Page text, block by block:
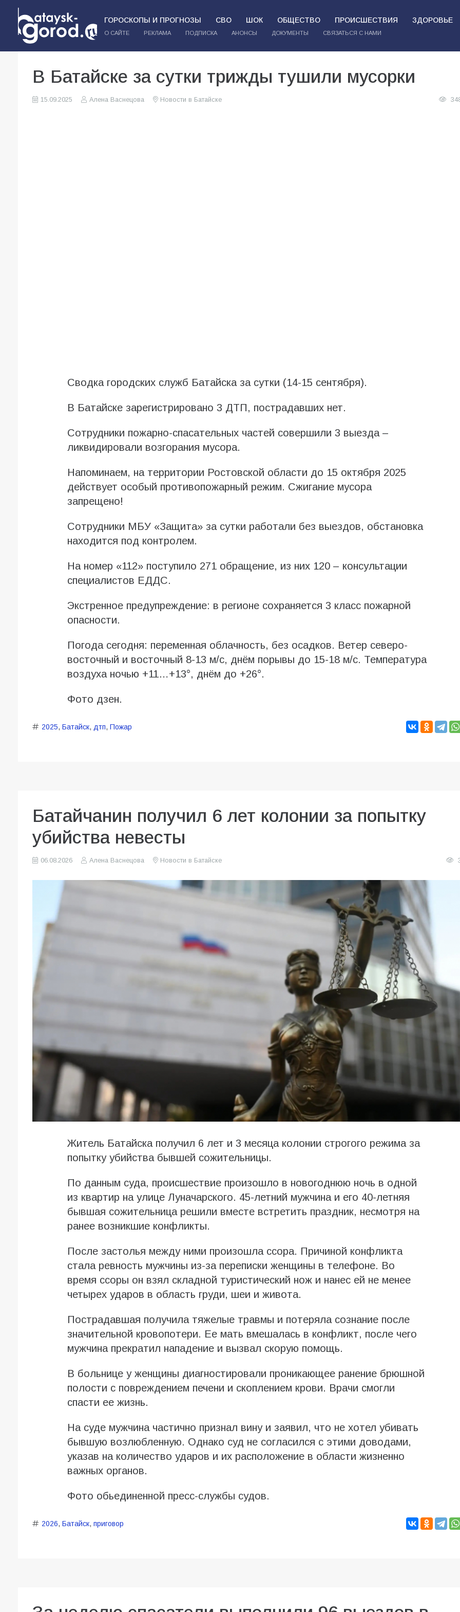
ГОРОСКОПЫ И ПРОГНОЗЫ СВО ШОК ОБЩЕСТВО ПРОИСШЕСТВИЯ ЗДОРОВЬЕ
О САЙТЕ РЕКЛАМА ПОДПИСКА АНОНСЫ ДОКУМЕНТЫ СВЯЗАТЬСЯ С НАМИ
В Батайске за сутки трижды тушили мусорки
15.09.2025 Алена Васнецова Новости в Батайске
Сводка городских служб Батайска за сутки (14-15 сентября).
В Батайске зарегистрировано 3 ДТП, пострадавших нет.
Сотрудники пожарно-спасательных частей совершили 3 выезда –
ликвидировали возгорания мусора.
Напоминаем, на территории Ростовской области до 15 октября 2025
действует особый противопожарный режим. Сжигание мусора
запрещено!
Сотрудники МБУ «Защита» за сутки работали без выездов, обстановка
находится под контролем.
На номер «112» поступило 271 обращение, из них 120 – консультации
специалистов ЕДДС.
Экстренное предупреждение: в регионе сохраняется 3 класс пожарной
опасности.
Погода сегодня: переменная облачность, без осадков. Ветер северо-
восточный и восточный 8-13 м/с, днём порывы до 15-18 м/с. Температура
воздуха ночью +11…+13°, днём до +26°.
Фото дзен.
2025, Батайск, дтп, Пожар
Батайчанин получил 6 лет колонии за попытку
убийства невесты
06.08.2026 Алена Васнецова Новости в Батайске
Житель Батайска получил 6 лет и 3 месяца колонии строгого режима за
попытку убийства бывшей сожительницы.
По данным суда, происшествие произошло в новогоднюю ночь в одной
из квартир на улице Луначарского. 45-летний мужчина и его 40-летняя
бывшая сожительница решили вместе встретить праздник, несмотря на
ранее возникшие конфликты.
После застолья между ними произошла ссора. Причиной конфликта
стала ревность мужчины из-за переписки женщины в телефоне. Во
время ссоры он взял складной туристический нож и нанес ей не менее
четырех ударов в область груди, шеи и живота.
Пострадавшая получила тяжелые травмы и потеряла сознание после
значительной кровопотери. Ее мать вмешалась в конфликт, после чего
мужчина прекратил нападение и вызвал скорую помощь.
В больнице у женщины диагностировали проникающее ранение брюшной
полости с повреждением печени и скоплением крови. Врачи смогли
спасти ее жизнь.
На суде мужчина частично признал вину и заявил, что не хотел убивать
бывшую возлюбленную. Однако суд не согласился с этими доводами,
указав на количество ударов и их расположение в области жизненно
важных органов.
Фото обьединенной пресс-службы судов.
2026, Батайск, приговор